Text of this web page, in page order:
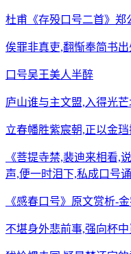
杜甫《存殁口号二首》郑
俟罪非真吏,翻惭奉简书
口号吴王美人半醉
庐山谁与主文盟,入得光
立春幡胜紫宸朝,正以金
《菩提寺禁,裴迪来相看,
声,便一时泪下,私成口号
《感春口号》原文赏析-
不堪身外悲前事,强向杯